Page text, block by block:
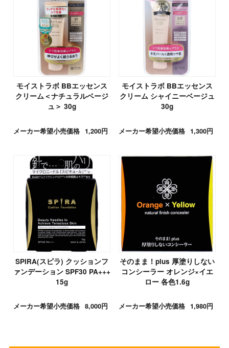
モイストラボ BBエッセンス
クリーム＜ナチュラルベージ
ュ＞ 30g
メーカー希望小売価格 1,200円
モイストラボ BBエッセンス
クリーム シャイニーベージュ
30g
メーカー希望小売価格 1,300円
SPIRA(スピラ) クッションフ
ァンデーション SPF30 PA+++
15g
メーカー希望小売価格 8,000円
そのまま！plus 厚塗りしない
コンシーラー オレンジ×イエ
ロー 各色1.6g
メーカー希望小売価格 1,980円